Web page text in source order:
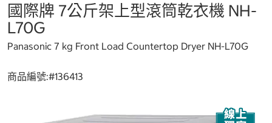
國際牌 7公斤架上型滾筒乾衣機 NH-
L70G
Panasonic 7 kg Front Load Countertop Dryer NH-L70G
商品編號:#136413